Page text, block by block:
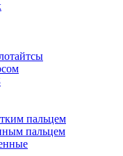
пальцем
пальцем